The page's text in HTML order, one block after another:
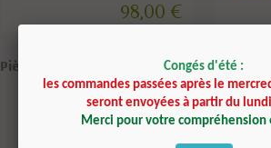
98,00 €
Pièce unique
Pièce unique
Congés d'été :
les commandes passées après le
seront envoyées à partir du
Merci pour votre compréhension